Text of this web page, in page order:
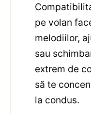
pe volan
melodiilor,
sau
extrem de
să te
la condus.